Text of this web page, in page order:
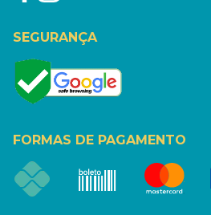
SEGURANÇA
FORMAS DE PAGAMENTO